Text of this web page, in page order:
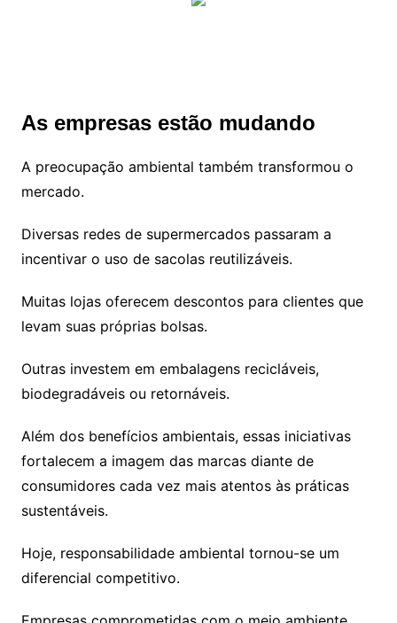
As empresas estão mudando
A preocupação ambiental também transformou o
mercado.
Diversas redes de supermercados passaram a
incentivar o uso de sacolas reutilizáveis.
Muitas lojas oferecem descontos para clientes que
levam suas próprias bolsas.
Outras investem em embalagens recicláveis,
biodegradáveis ou retornáveis.
Além dos benefícios ambientais, essas iniciativas
fortalecem a imagem das marcas diante de
consumidores cada vez mais atentos às práticas
sustentáveis.
Hoje, responsabilidade ambiental tornou-se um
diferencial competitivo.